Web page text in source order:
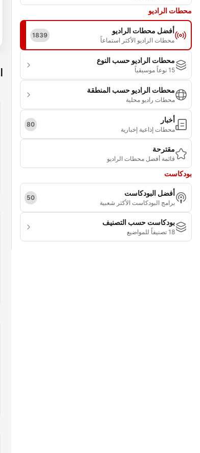
محطات الراديو
أفضل محطات الراديو
محطات الراديو الأكثر استماعاً
1839
محطات الراديو حسب النوع
15 نوعاً موسيقياً
محطات الراديو حسب المنطقة
محطات راديو محلية
أخبار
محطات إذاعية إخبارية
80
مقترحة
قائمة أفضل محطات الراديو
بودكاست
أفضل البودكاست
برامج البودكاست الأكثر شعبية
50
بودكاست حسب التصنيف
18 تصنيفاً للمواضيع